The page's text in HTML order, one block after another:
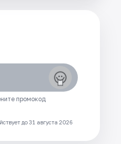
промокод
до 31 августа 2026